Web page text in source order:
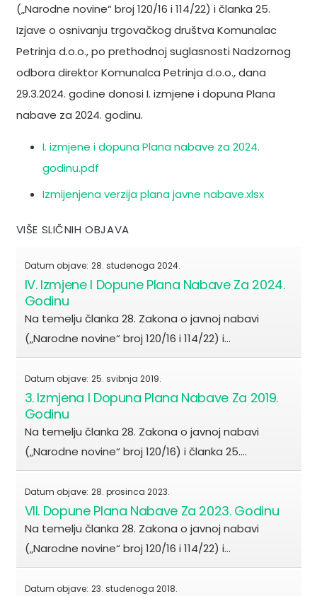
(„Narodne novine“ broj 120/16 i 114/22) i članka 25.
Izjave o osnivanju trgovačkog društva Komunalac
Petrinja d.o.o., po prethodnoj suglasnosti Nadzornog
odbora direktor Komunalca Petrinja d.o.o., dana
29.3.2024. godine donosi I. izmjene i dopuna Plana
nabave za 2024. godinu.
I. izmjene i dopuna Plana nabave za 2024.
godinu.pdf
Izmijenjena verzija plana javne nabave.xlsx
VIŠE SLIČNIH OBJAVA
Datum objave: 28. studenoga 2024.
IV. Izmjene I Dopune Plana Nabave Za 2024.
Godinu
Na temelju članka 28. Zakona o javnoj nabavi
(„Narodne novine“ broj 120/16 i 114/22) i…
Datum objave: 25. svibnja 2019.
3. Izmjena I Dopuna Plana Nabave Za 2019.
Godinu
Na temelju članka 28. Zakona o javnoj nabavi
(„Narodne novine“ broj 120/16) i članka 25.…
Datum objave: 28. prosinca 2023.
VII. Dopune Plana Nabave Za 2023. Godinu
Na temelju članka 28. Zakona o javnoj nabavi
(„Narodne novine“ broj 120/16 i 114/22) i…
Datum objave: 23. studenoga 2018.